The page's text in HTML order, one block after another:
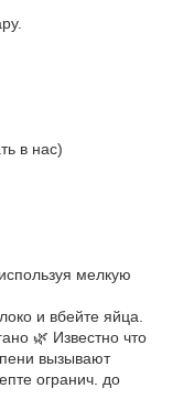
в нас)
мелкую
и вбейте яйца.
🌿 Известно что
вызывают
огранич. до